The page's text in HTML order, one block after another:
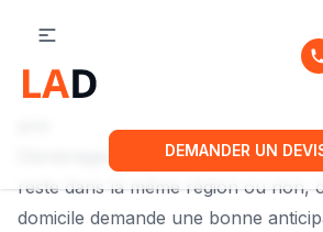
DEMANDER UN
Déménageur Grenoble (38) :
Déménager peut être une étape
reste dans la même région ou non,
domicile demande une bonne